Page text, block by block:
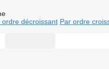
ordre décroissant Par ordre